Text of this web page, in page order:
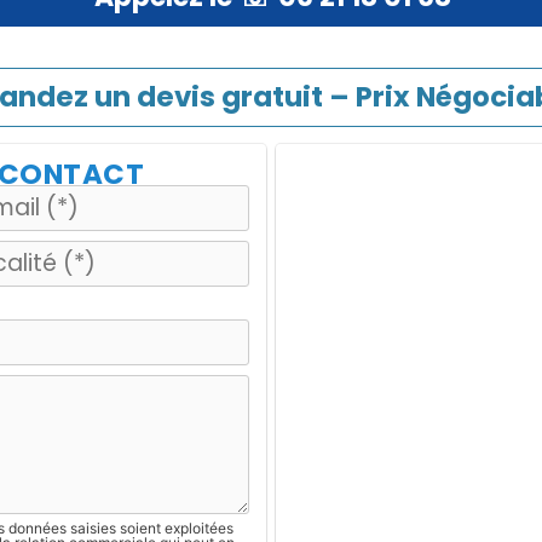
un devis gratuit – Prix
saisies soient exploitées